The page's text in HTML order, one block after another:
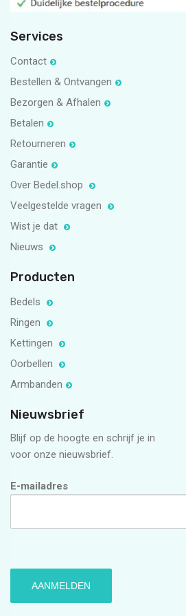
Services
Contact
Bestellen & Ontvangen
Bezorgen & Afhalen
Betalen
Retourneren
Garantie
Over Bedel.shop
Veelgestelde vragen
Wist je dat
Nieuws
Producten
Bedels
Ringen
Kettingen
Oorbellen
Armbanden
Nieuwsbrief
Blijf op de hoogte en schrijf je in
voor onze nieuwsbrief.
E-mailadres